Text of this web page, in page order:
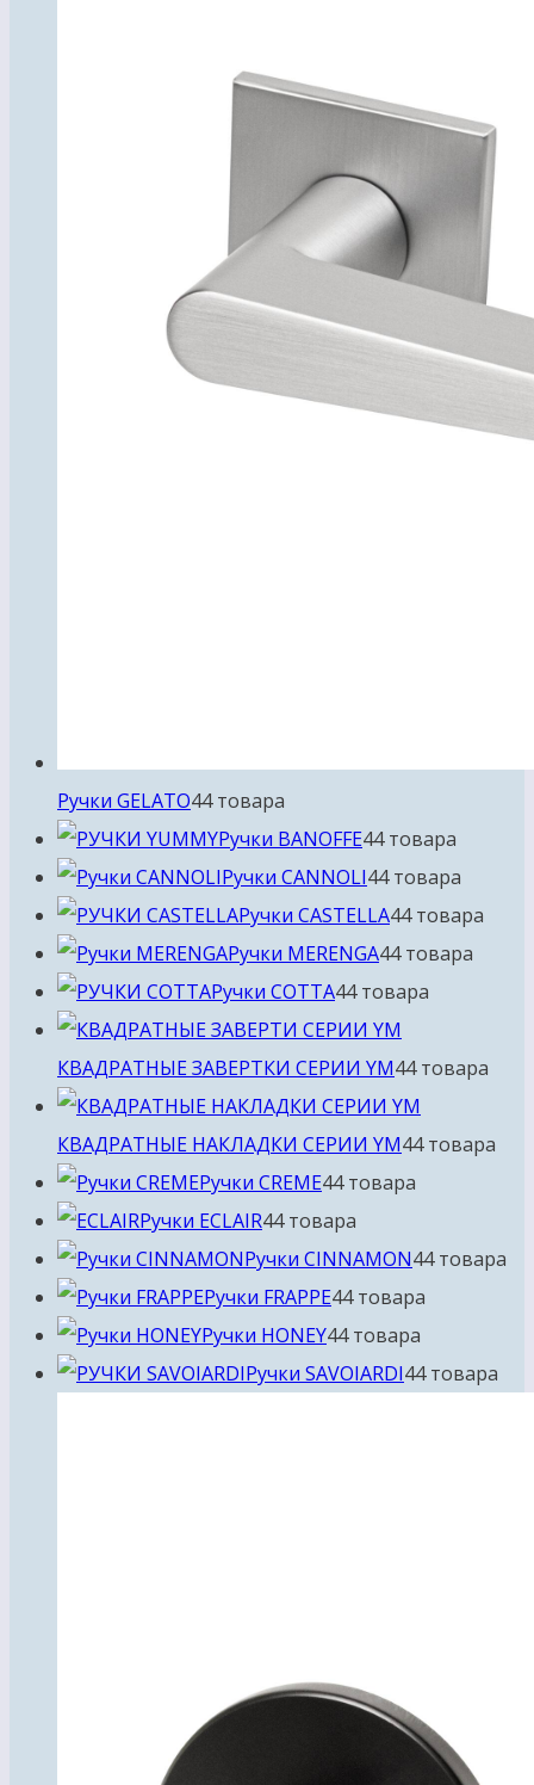
Ручки GELATO44 товара
Ручки BANOFFE44 товара
Ручки CANNOLI44 товара
Ручки CASTELLA44 товара
Ручки MERENGA44 товара
Ручки COTTA44 товара
КВАДРАТНЫЕ ЗАВЕРТКИ СЕРИИ YM44 товара
КВАДРАТНЫЕ НАКЛАДКИ СЕРИИ YM44 товара
Ручки CREME44 товара
Ручки ECLAIR44 товара
Ручки CINNAMON44 товара
Ручки FRAPPE44 товара
Ручки HONEY44 товара
Ручки SAVOIARDI44 товара